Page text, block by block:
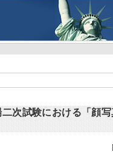
次試験における「顔